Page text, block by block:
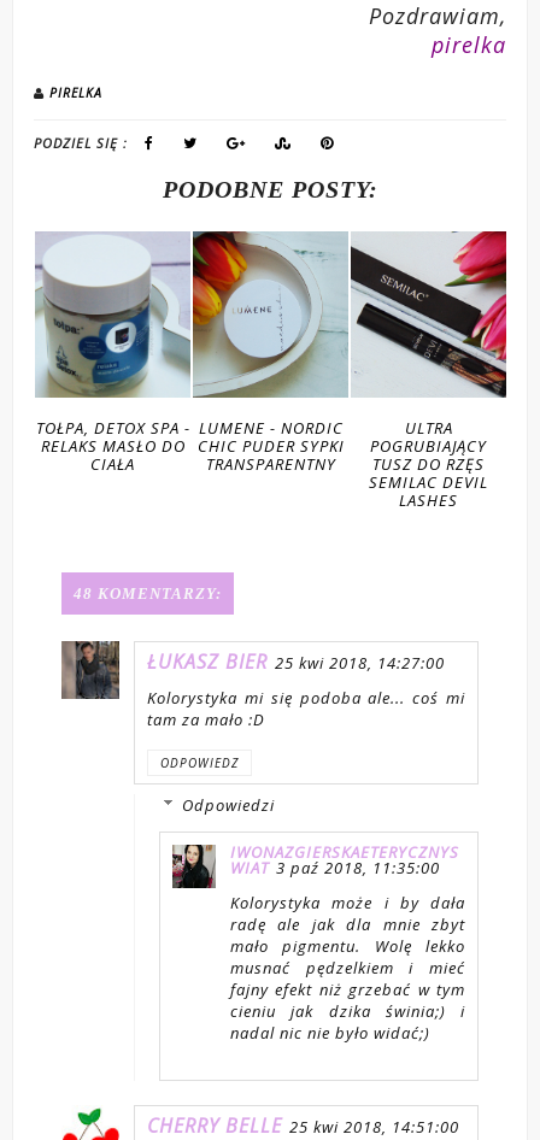
Pozdrawiam,
pirelka
PIRELKA
PODZIEL SIĘ :
PODOBNE POSTY:
LUMENE - NORDIC
CHIC PUDER SYPKI
TRANSPARENTNY
ULTRA
POGRUBIAJĄCY
TUSZ DO RZĘS
DONEGAL, GĄBKI
DO PODKŁADU
BLENDING SPONGE
48 KOMENTARZY:
ŁUKASZ BIER 25 kwi 2018, 14:27:00
Kolorystyka mi się podoba ale... coś mi
tam za mało :D
ODPOWIEDZ
Odpowiedzi
IWONAZGIERSKAETERYCZNYS
WIAT 3 paź 2018, 11:35:00
Kolorystyka może i by dała
radę ale jak dla mnie zbyt
mało pigmentu. Wolę lekko
musnać pędzelkiem i mieć
fajny efekt niż grzebać w tym
cieniu jak dzika świnia;) i
nadal nic nie było widać;)
CHERRY BELLE 25 kwi 2018, 14:51:00